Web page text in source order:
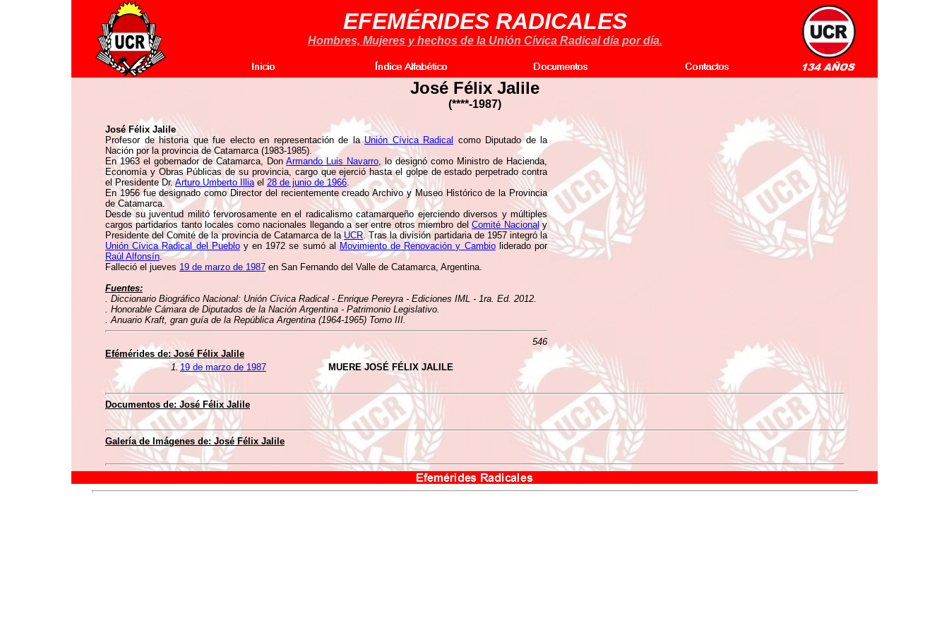
EFEMÉRIDES RADICALES
Hombres, Mujeres y hechos de la Unión Cívica Radical día por día.
José Félix Jalile
(****-1987)
José Félix Jalile
Profesor de historia que fue electo en representación de laUnión Cívica Radical como Diputado de la
Nación por la provincia de Catamarca (1983-1985).
En 1963 el gobernador de Catamarca, Don Armando Luis Navarro, lo designó como Ministro de Hacienda,
Economía y Obras Públicas de su provincia, cargo que ejerció hasta el golpe de estado perpetrado contra
el Presidente Dr.Arturo Umberto Illiael 28 de junio de 1966.
En 1956 fue designado como Director del recientemente creado Archivo y Museo Histórico de la Provincia
de Catamarca.
Desde su juventud militó fervorosamente en el radicalismo catamarqueño ejerciendo diversos y múltiples
cargos partidarios tanto locales como nacionales llegando a ser entre otros miembro delComité Nacionaly
Presidente del Comité de la provincia de Catamarca de laUCR. Tras la división partidaria de 1957 integró la
Unión Cívica Radical del Puebloy en 1972 se sumó al Movimiento de Renovación y Cambioliderado por
Raúl Alfonsín.
Falleció el jueves 19 de marzo de 1987 en San Fernando del Valle de Catamarca, Argentina.
Fuentes:
. Diccionario Biográfico Nacional: Unión Cívica Radical - Enrique Pereyra - Ediciones IML - 1ra. Ed. 2012.
. Honorable Cámara de Diputados de la Nación Argentina - Patrimonio Legislativo.
. Anuario Kraft, gran guía de la República Argentina (1964-1965) Tomo III.
546
Efémérides de: José Félix Jalile
1. 19 de marzo de 1987 MUERE JOSÉ FÉLIX JALILE
Documentos de: José Félix Jalile
Galería de Imágenes de: José Félix Jalile